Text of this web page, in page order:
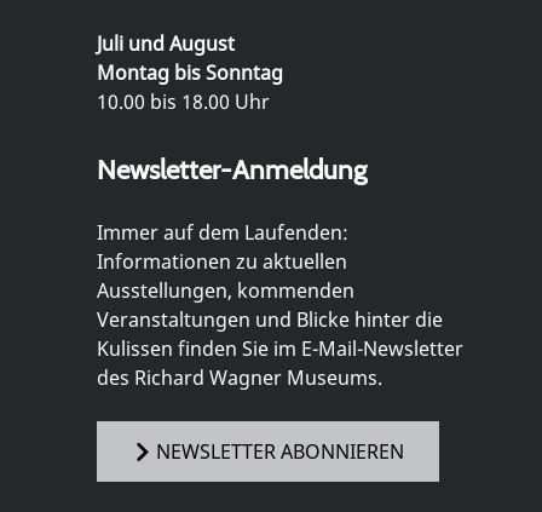
Juli und August
Montag bis Sonntag
10.00 bis 18.00 Uhr
Newsletter-Anmeldung
Immer auf dem Laufenden:
Informationen zu aktuellen
Ausstellungen, kommenden
Veranstaltungen und Blicke hinter die
Kulissen finden Sie im E-Mail-Newsletter
des Richard Wagner Museums.
NEWSLETTER ABONNIEREN